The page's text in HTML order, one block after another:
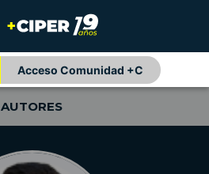
Acceso Comunidad +C
AUTORES